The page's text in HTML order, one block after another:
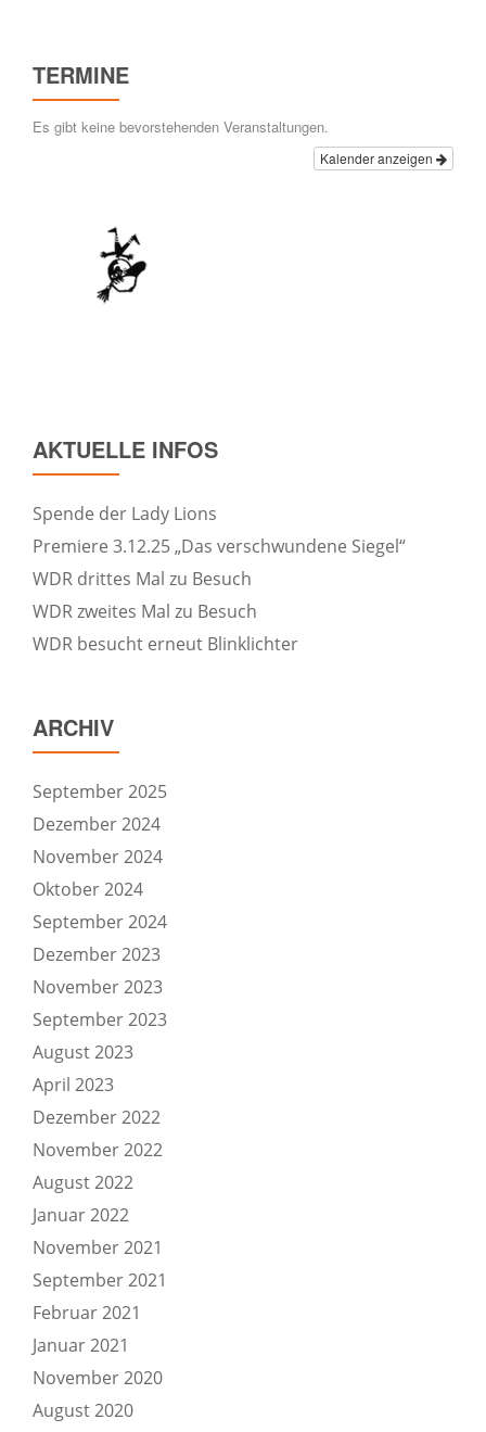
TERMINE
Es gibt keine bevorstehenden Veranstaltungen.
Kalender anzeigen
AKTUELLE INFOS
Spende der Lady Lions
Premiere 3.12.25 „Das verschwundene Siegel“
WDR drittes Mal zu Besuch
WDR zweites Mal zu Besuch
WDR besucht erneut Blinklichter
ARCHIV
September 2025
Dezember 2024
November 2024
Oktober 2024
September 2024
Dezember 2023
November 2023
September 2023
August 2023
April 2023
Dezember 2022
November 2022
August 2022
Januar 2022
November 2021
September 2021
Februar 2021
Januar 2021
November 2020
August 2020